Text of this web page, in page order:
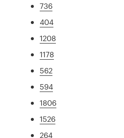
736
404
1208
1178
562
594
1806
1526
264